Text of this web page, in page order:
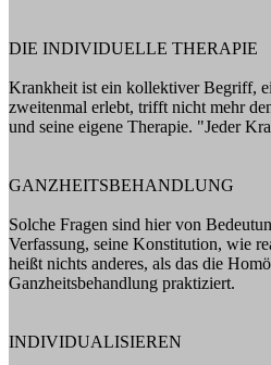
DIE INDIVIDUELLE THERAPIE
Krankheit ist ein kollektiver Begriff,
zweitenmal erlebt, trifft nicht mehr
und seine eigene Therapie. "Jeder
GANZHEITSBEHANDLUNG
Solche Fragen sind hier von
Verfassung, seine Konstitution, wie
heißt nichts anderes, als das die
Ganzheitsbehandlung praktiziert.
INDIVIDUALISIEREN